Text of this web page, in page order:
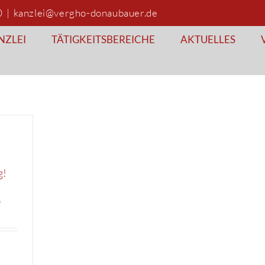
| kanzlei@vergho-donaubauer.de
TÄTIGKEITSBEREICHE AKTUELLES
,